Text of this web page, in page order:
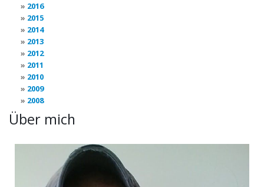
2016
2015
2014
2013
2012
2011
2010
2009
2008
Über mich